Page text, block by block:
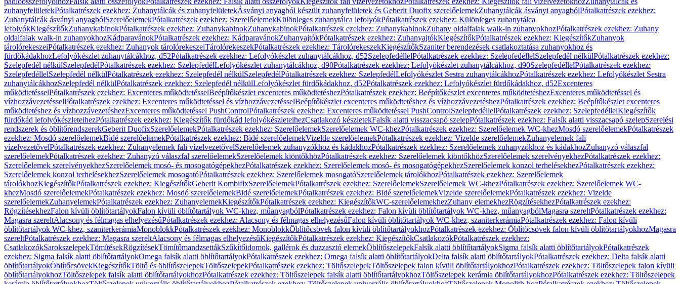
zuhanyfelületekPótalkatrészek ezekhez: Zuhanytálcák és zuhanyfelületekÁsványi anyagból készült zuhanyfelületek és Geberit Duofix szerelőelemekZuhanytálcák ásványi anyagbólPótalkatrészek ezekhez:
Zuhanytálcák ásványi anyagbólSzerelőelemekPótalkatrészek ezekhez: SzerelőelemekKülönleges zuhanytálca lefolyókPótalkatrészek ezekhez: Különleges zuhanytálca
lefolyókKiegészítőkZuhanykabinokPótalkatrészek ezekhez: ZuhanykabinokZuhanykabinokPótalkatrészek ezekhez: ZuhanykabinokZuhany oldalfalak walk-in zuhanyokhozPótalkatrészek ezekhez: Zuhany
oldalfalak walk-in zuhanyokhozKádparavánokPótalkatrészek ezekhez: KádparavánokZuhanyajtókPótalkatrészek ezekhez: ZuhanyajtókKiegészítőkPótalkatrészek ezekhez: KiegészítőkZuhanyok
tárolórekeszeiPótalkatrészek ezekhez: Zuhanyok tárolórekeszeiTárolórekeszekPótalkatrészek ezekhez: TárolórekeszekKiegészítőkSzaniter berendezések csatlakoztatása zuhanyokhoz és
fürdőkádakhozLefolyókészlet zuhanytálcákhoz, d52Pótalkatrészek ezekhez: Lefolyókészlet zuhanytálcákhoz, d52SzelepfedéllelPótalkatrészek ezekhez: SzelepfedéllelSzelepfedél nélkülPótalkatrészek ezekhez:
Szelepfedél nélkülSzelepfedélPótalkatrészek ezekhez: SzelepfedélLefolyókészlet zuhanytálcákhoz, d90Pótalkatrészek ezekhez: Lefolyókészlet zuhanytálcákhoz, d90SzelepfedéllelPótalkatrészek ezekhez:
SzelepfedéllelSzelepfedél nélkülPótalkatrészek ezekhez: Szelepfedél nélkülSzelepfedélPótalkatrészek ezekhez: SzelepfedélLefolyókészlet Sestra zuhanytálcákhozPótalkatrészek ezekhez: Lefolyókészlet Sestra
zuhanytálcákhozSzelepfedél nélkülPótalkatrészek ezekhez: Szelepfedél nélkülLefolyókészlet fürdőkádakhoz, d52Pótalkatrészek ezekhez: Lefolyókészlet fürdőkádakhoz, d52Excenteres
működtetésselPótalkatrészek ezekhez: Excenteres működtetésselBeépítőkészlet excenteres működtetéshezPótalkatrészek ezekhez: Beépítőkészlet excenteres működtetéshezExcenteres működtetéssel és
vízhozzávezetésselPótalkatrészek ezekhez: Excenteres működtetéssel és vízhozzávezetésselBeépítőkészlet excenteres működtetéshez és vízhozzávezetéshezPótalkatrészek ezekhez: Beépítőkészlet excenteres
működtetéshez és vízhozzávezetéshezExcenteres működtetéssel PushControlPótalkatrészek ezekhez: Excenteres működtetéssel PushControlSzelepfedéllelPótalkatrészek ezekhez: SzelepfedéllelKiegészítők
fürdőkád lefolyókészleteihezPótalkatrészek ezekhez: Kiegészítők fürdőkád lefolyókészleteihezCsatlakozó készletekFalsík alatti visszacsapó szelepPótalkatrészek ezekhez: Falsík alatti visszacsapó szelepSzerelési
rendszerek és öblítőrendszerekGeberit DuofixSzerelőelemekPótalkatrészek ezekhez: SzerelőelemekSzerelőelemek WC-khezPótalkatrészek ezekhez: Szerelőelemek WC-khezMosdó szerelőelemekPótalkatrészek
ezekhez: Mosdó szerelőelemekBidé szerelőelemekPótalkatrészek ezekhez: Bidé szerelőelemekVizelde szerelőelemekPótalkatrészek ezekhez: Vizelde szerelőelemekZuhanyelemek fali
vízelvezetővelPótalkatrészek ezekhez: Zuhanyelemek fali vízelvezetővelSzerelőelemek zuhanyzókhoz és kádakhozPótalkatrészek ezekhez: Szerelőelemek zuhanyzókhoz és kádakhozZuhanyzó válaszfal
szerelőelemekPótalkatrészek ezekhez: Zuhanyzó válaszfal szerelőelemekSzerelőelemek kiöntőkhözPótalkatrészek ezekhez: Szerelőelemek kiöntőkhözSzerelőelemek szerelvényekhezPótalkatrészek ezekhez:
Szerelőelemek szerelvényekhezSzerelőelemek mosó- és mosogatógépekhezPótalkatrészek ezekhez: Szerelőelemek mosó- és mosogatógépekhezSzerelőelemek konzol terhelésekhezPótalkatrészek ezekhez:
Szerelőelemek konzol terhelésekhezSzerelőelemek mosogatóPótalkatrészek ezekhez: Szerelőelemek mosogatóSzerelőelemek tárolókhozPótalkatrészek ezekhez: Szerelőelemek
tárolókhozKiegészítőkPótalkatrészek ezekhez: KiegészítőkGeberit KombifixSzerelőelemekPótalkatrészek ezekhez: SzerelőelemekSzerelőelemek WC-khezPótalkatrészek ezekhez: Szerelőelemek WC-
khezMosdó szerelőelemekPótalkatrészek ezekhez: Mosdó szerelőelemekBidé szerelőelemekPótalkatrészek ezekhez: Bidé szerelőelemekVizelde szerelőelemekPótalkatrészek ezekhez: Vizelde
szerelőelemekZuhanyelemekPótalkatrészek ezekhez: ZuhanyelemekKiegészítőkPótalkatrészek ezekhez: KiegészítőkWC-szerelőelemekhezZuhany elemekhezRögzítésekhezPótalkatrészek ezekhez:
RögzítésekhezFalon kívüli öblítőtartályokFalon kívüli öblítőtartályok WC-khez, műanyagbólPótalkatrészek ezekhez: Falon kívüli öblítőtartályok WC-khez, műanyagbólMagasra szereltPótalkatrészek ezekhez:
Magasra szereltAlacsony és félmagas elhelyezésűPótalkatrészek ezekhez: Alacsony és félmagas elhelyezésűFalon kívüli öblítőtartályok WC-khez, szaniterkerámiaPótalkatrészek ezekhez: Falon kívüli
öblítőtartályok WC-khez, szaniterkerámiaMonoblokkPótalkatrészek ezekhez: MonoblokkÖblítőcsövek falon kívüli öblítőtartályokhozPótalkatrészek ezekhez: Öblítőcsövek falon kívüli öblítőtartályokhozMagasra
szereltPótalkatrészek ezekhez: Magasra szereltAlacsony és félmagas elhelyezésűKiegészítőkPótalkatrészek ezekhez: KiegészítőkCsatlakozókPótalkatrészek ezekhez:
CsatlakozókSarokszelepekTömítésekRögzítésekTömítőmandzsettákSzűkítőidomok, gallérok és duzzasztó elemekÖblítőszelepekFalsík alatti öblítőtartályokSigma falsík alatti öblítőtartályokPótalkatrészek
ezekhez: Sigma falsík alatti öblítőtartályokOmega falsík alatti öblítőtartályokPótalkatrészek ezekhez: Omega falsík alatti öblítőtartályokDelta falsík alatti öblítőtartályokPótalkatrészek ezekhez: Delta falsík alatti
öblítőtartályokÖblítőcsövekKiegészítőkTöltő és öblítőszelepekTöltőszelepekPótalkatrészek ezekhez: TöltőszelepekTöltőszelepek falon kívüli öblítőtartályokhozPótalkatrészek ezekhez: Töltőszelepek falon kívüli
öblítőtartályokhozTöltőszelepek falsík alatti öblítőtartályokhozPótalkatrészek ezekhez: Töltőszelepek falsík alatti öblítőtartályokhozTöltőszelepek kerámia öblítőtartályokhozPótalkatrészek ezekhez: Töltőszelepek